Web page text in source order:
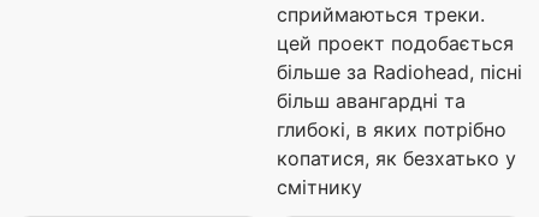
сприймаються треки.
цей проект подобається
більше за Radiohead, пісні
більш авангардні та
глибокі, в яких потрібно
копатися, як безхатько у
смітнику